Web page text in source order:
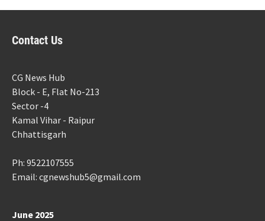
Contact Us
CG News Hub
Block - E, Flat No-213
Sector -4
Kamal Vihar - Raipur
Chhattisgarh
Ph: 9522107555
Email: cgnewshub5@gmail.com
June 2025